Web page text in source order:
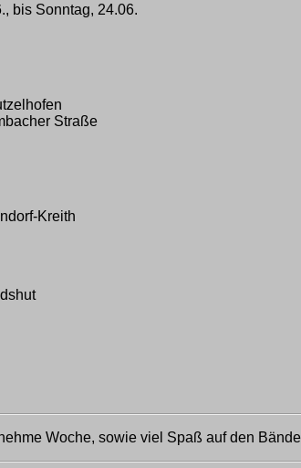
bis Sonntag, 24.06.
Straße
Kreith
Woche, sowie viel Spaß auf den